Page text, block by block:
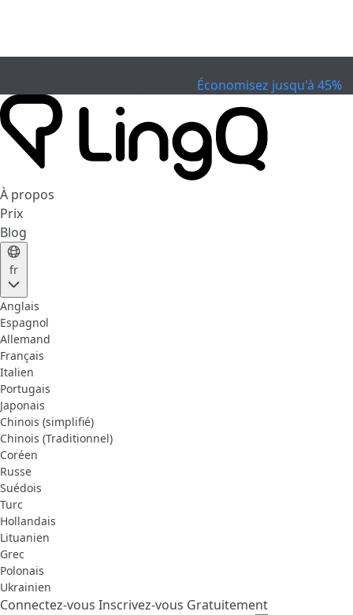
Économisez jusqu'à 45%
À propos
Prix
Blog
fr
Anglais
Espagnol
Allemand
Français
Italien
Portugais
Japonais
Chinois (simplifié)
Chinois (Traditionnel)
Coréen
Russe
Suédois
Turc
Hollandais
Lituanien
Grec
Polonais
Ukrainien
Connectez-vous Inscrivez-vous Gratuitement